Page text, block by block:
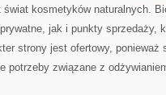
świat kosmetyków naturalnych.
jak i punkty sprzedaży,
strony jest ofertowy, ponieważ
potrzeby związane z